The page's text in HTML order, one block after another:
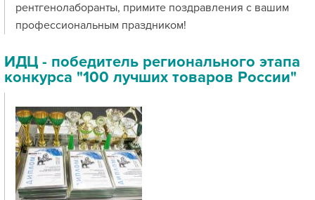
рентгенолаборанты, примите поздравления с вашим
профессиональным праздником!
ИДЦ - победитель регионального этапа
конкурса "100 лучших товаров России"